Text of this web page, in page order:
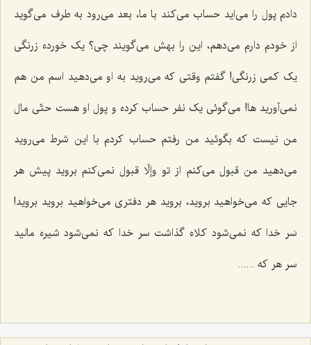
دادم پول را می‌اید حساب می‌کند با ما، بعد می‌رود به طرف می‌گوید
از خودم دارم می‌دهم، این را بهش می‌گویند چی؟ یک خورده زرنگی
یک کمی زرنگی! گفتم وقتی که می‌روید به او می‌دهید اسم من هم
نمی‌آورید ها! می‌گوئی یک نفر حساب کرده و پول او هست حتّی مال
من نیست که بگوئید من رفتم حساب کردم با این شرط می‌روید
می‌دهید من قبول می‌کنم از تو وإلّا قبول نمی‌کنم بروید پیش هر
جایی که می‌خواهید بروید، بروید هر دفتری می‌خواهید بروید بروید!
سَر خدا که نمی‌شود کلاه گذاشت سر خدا که نمی‌شود شیره مالید
سر هر که ......